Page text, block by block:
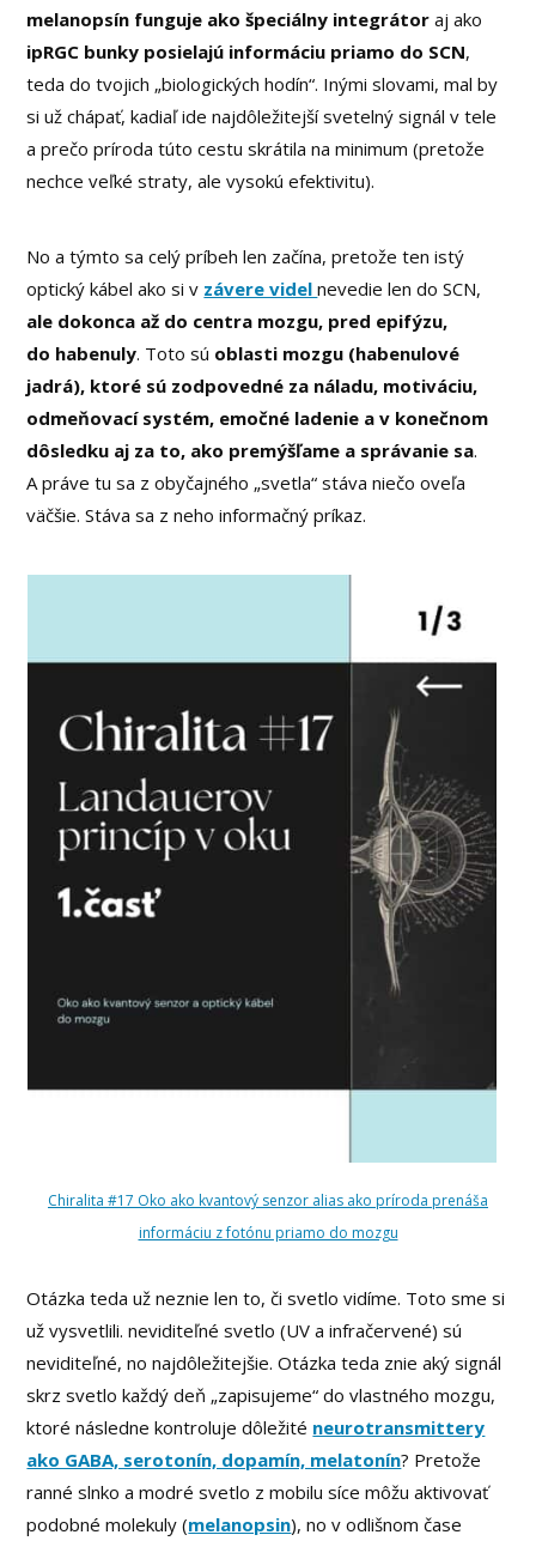
melanopsín funguje ako špeciálny integrátor aj ako
ipRGC bunky posielajú informáciu priamo do SCN,
teda do tvojich „biologických hodín“. Inými slovami, mal by
si už chápať, kadiaľ ide najdôležitejší svetelný signál v tele
a prečo príroda túto cestu skrátila na minimum (pretože
nechce veľké straty, ale vysokú efektivitu).
No a týmto sa celý príbeh len začína, pretože ten istý
optický kábel ako si v závere videlnevedie len do SCN,
ale dokonca až do centra mozgu, pred epifýzu,
do habenuly. Toto sú oblasti mozgu (habenulové
jadrá), ktoré sú zodpovedné za náladu, motiváciu,
odmeňovací systém, emočné ladenie a v konečnom
dôsledku aj za to, ako premýšľame a správanie sa.
A práve tu sa z obyčajného „svetla“ stáva niečo oveľa
väčšie. Stáva sa z neho informačný príkaz.
Chiralita #17 Oko ako kvantový senzor alias ako príroda prenáša
informáciu z fotónu priamo do mozgu
Otázka teda už neznie len to, či svetlo vidíme. Toto sme si
už vysvetlili. neviditeľné svetlo (UV a infračervené) sú
neviditeľné, no najdôležitejšie. Otázka teda znie aký signál
skrz svetlo každý deň „zapisujeme“ do vlastného mozgu,
ktoré následne kontroluje dôležité neurotransmittery
ako GABA, serotonín, dopamín, melatonín? Pretože
ranné slnko a modré svetlo z mobilu síce môžu aktivovať
podobné molekuly (melanopsin), no v odlišnom čase